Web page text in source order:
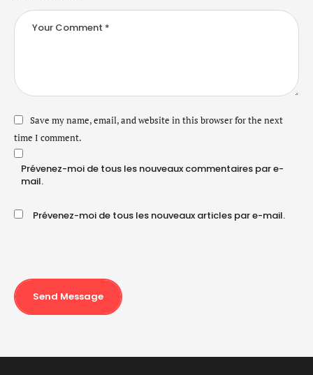
Save my name, email, and website in this browser for the next
time I comment.
Prévenez-moi de tous les nouveaux commentaires par e-
mail.
Prévenez-moi de tous les nouveaux articles par e-mail.
Send Message